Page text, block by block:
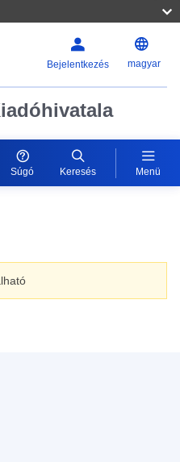
Bejelentkezés magyar
Súgó Keresés Menü